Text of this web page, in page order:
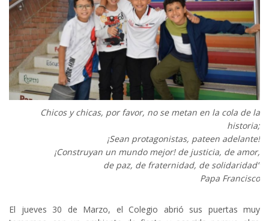
Chicos y chicas, por favor, no se metan en la cola de la
historia;
¡Sean protagonistas, pateen adelante!
¡Construyan un mundo mejor! de justicia, de amor,
de paz, de fraternidad, de solidaridad”
Papa Francisco
El jueves 30 de Marzo, el Colegio abrió sus puertas muy